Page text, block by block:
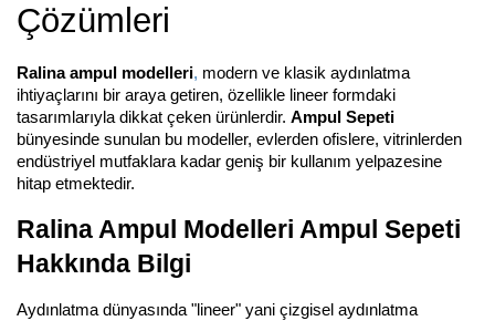
Çözümleri
Ralina ampul modelleri, modern ve klasik aydınlatma
ihtiyaçlarını bir araya getiren, özellikle lineer formdaki
tasarımlarıyla dikkat çeken ürünlerdir. Ampul Sepeti
bünyesinde sunulan bu modeller, evlerden ofislere, vitrinlerden
endüstriyel mutfaklara kadar geniş bir kullanım yelpazesine
hitap etmektedir.
Ralina Ampul Modelleri Ampul Sepeti
Hakkında Bilgi
Aydınlatma dünyasında "lineer" yani çizgisel aydınlatma